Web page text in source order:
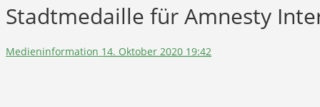
Stadtmedaille für Amnesty
Medieninformation 14. Oktober 2020 19:42